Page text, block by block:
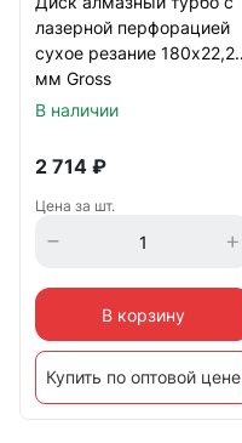
лазерной перфорацией
сухое резание 180х22,2
мм Gross
В наличии
2 714 ₽
Цена за шт.
В корзину
Купить по оптовой цене